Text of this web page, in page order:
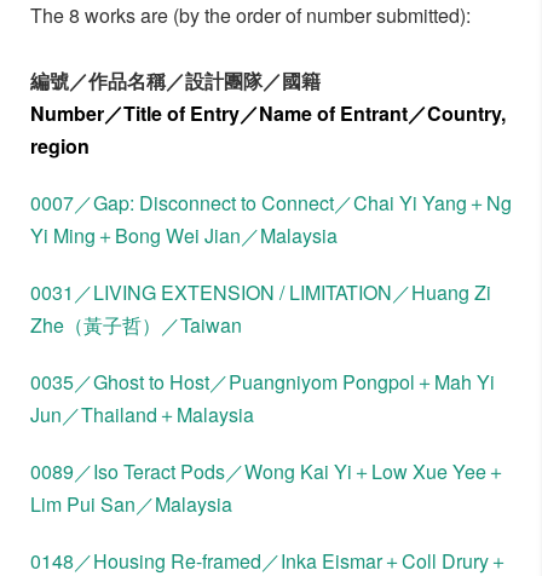
The 8 works are (by the order of number submitted):
編號／作品名稱／設計團隊／國籍
Number／Title of Entry／Name of Entrant／Country,
region
0007／Gap: Disconnect to Connect／Chai Yi Yang＋Ng
Yi Ming＋Bong Wei Jian／Malaysia
0031／LIVING EXTENSION / LIMITATION／Huang Zi
Zhe（黃子哲）／Taiwan
0035／Ghost to Host／Puangniyom Pongpol＋Mah Yi
Jun／Thailand＋Malaysia
0089／Iso Teract Pods／Wong Kai Yi＋Low Xue Yee＋
Lim Pui San／Malaysia
0148／Housing Re-framed／Inka Eismar＋Coll Drury＋